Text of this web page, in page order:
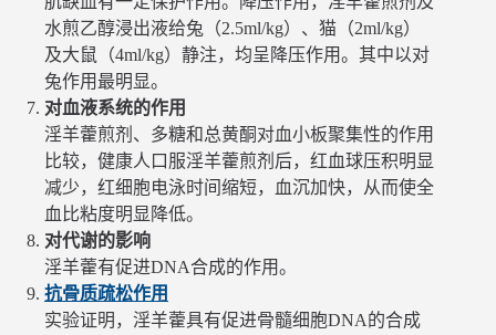
水煎乙醇浸出液给兔（2.5ml/kg）、猫（2ml/kg）
及大鼠（4ml/kg）静注，均呈降压作用。其中以对
兔作用最明显。
对血液系统的作用
淫羊藿煎剂、多糖和总黄酮对血小板聚集性的作用
比较，健康人口服淫羊藿煎剂后，红血球压积明显
减少，红细胞电泳时间缩短，血沉加快，从而使全
血比粘度明显降低。
对代谢的影响
淫羊藿有促进DNA合成的作用。
抗骨质疏松作用
实验证明，淫羊藿具有促进骨髓细胞DNA的合成